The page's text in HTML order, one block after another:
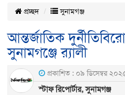
প্রচ্ছদ সুনামগঞ্জ
আন্তর্জাতিক
সুনামগঞ্জে র‌্যালী
প্রকাশিত : ০৯ ডিসেম্বর
স্টাফ রিপোর্টার, সুনামগঞ্জ